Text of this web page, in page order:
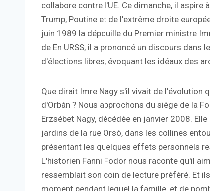
collabore contre l'UE. Ce dimanche, il
Trump, Poutine et de l'extrême droite
juin 1989 la dépouille du Premier ministre
de En URSS, il a prononcé un discours dans
d'élections libres, évoquant les idéaux des
Que dirait Imre Nagy s'il vivait de l'évolution
d'Orbán ? Nous approchons du siège de la
Erzsébet Nagy, décédée en janvier 2008.
jardins de la rue Orsó, dans les collines
présentant les quelques effets personnels
L'historien Fanni Fodor nous raconte qu'il
ressemblait son coin de lecture préféré. Et
moment pendant lequel la famille, et de